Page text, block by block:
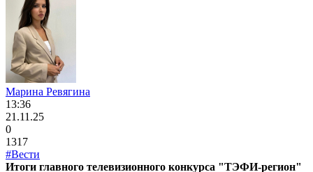
Марина Ревягина
13:36
21.11.25
0
1317
#Вести
Итоги главного телевизионного конкурса "ТЭФИ-регион"